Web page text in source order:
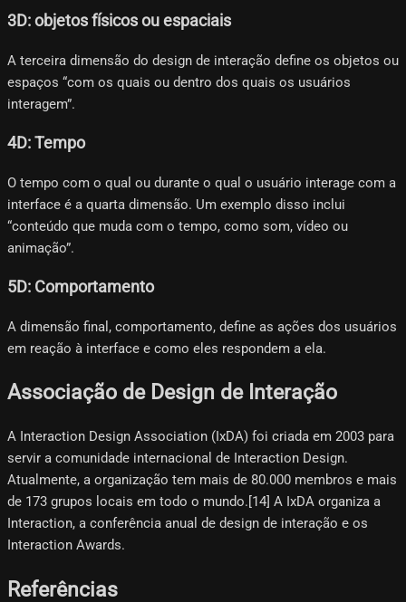
3D: objetos físicos ou espaciais
A terceira dimensão do design de interação define os objetos ou
espaços “com os quais ou dentro dos quais os usuários
interagem”.
4D: Tempo
O tempo com o qual ou durante o qual o usuário interage com a
interface é a quarta dimensão. Um exemplo disso inclui
“conteúdo que muda com o tempo, como som, vídeo ou
animação”.
5D: Comportamento
A dimensão final, comportamento, define as ações dos usuários
em reação à interface e como eles respondem a ela.
Associação de Design de Interação
A Interaction Design Association (IxDA) foi criada em 2003 para
servir a comunidade internacional de Interaction Design.
Atualmente, a organização tem mais de 80.000 membros e mais
de 173 grupos locais em todo o mundo.[14] A IxDA organiza a
Interaction, a conferência anual de design de interação e os
Interaction Awards.
Referências